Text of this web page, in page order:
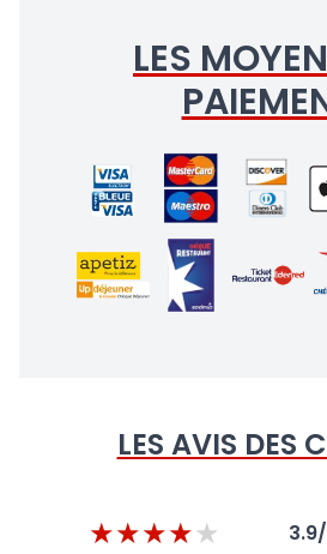
LES
LES AVIS DES
★★★★★ 3.9